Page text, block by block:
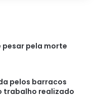
pesar pela morte
pelos barracos
trabalho realizado